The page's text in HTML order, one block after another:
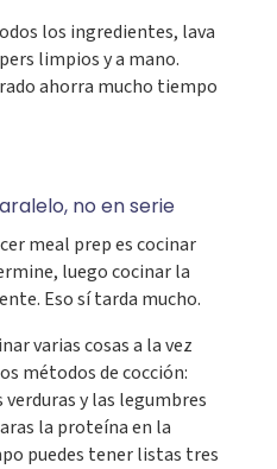
los ingredientes, lava
limpios y a mano.
ahorra mucho tiempo
no en serie
meal prep es cocinar
luego cocinar la
Eso sí tarda mucho.
varias cosas a la vez
métodos de cocción:
y las legumbres
la proteína en la
puedes tener listas tres